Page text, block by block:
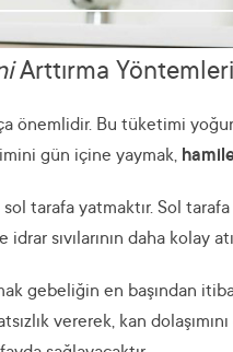
Arttırma Yöntemleri
önemlidir. Bu tüketimi
gün içine yaymak,
tarafa yatmaktır. Sol
sıvılarının daha kolay
gebeliğin en başından
vererek, kan